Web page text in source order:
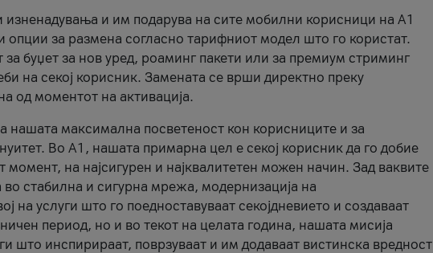
изненадувања и им подарува на сите мобилни корисници на A1
опции за размена согласно тарифниот модел што го користат.
буџет за нов уред, роаминг пакети или за премиум стриминг
на секој корисник. Замената се врши директно преку
од моментот на активација.
нашата максимална посветеност кон корисниците и за
Во А1, нашата примарна цел е секој корисник да го добие
на најсигурен и најквалитетен можен начин. Зад ваквите
стабилна и сигурна мрежа, модернизација на
на услуги што го поедноставуваат секојдневието и создаваат
период, но и во текот на целата година, нашата мисија
што инспирираат, поврзуваат и им додаваат вистинска вредност